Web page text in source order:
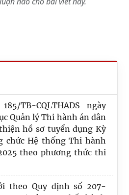
TB-CQLTHADS ngày
Quản lý Thi hành án dân
hồ sơ tuyển dụng Kỳ
chức Hệ thống Thi hành
theo phương thức thi
theo Quy định số 207-